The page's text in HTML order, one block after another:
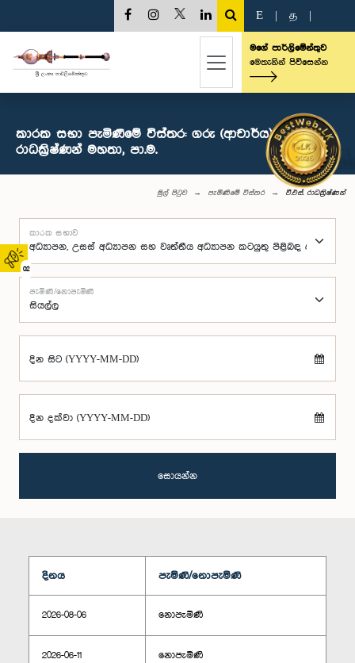
02
E த
මගේ පාර්ලිමේන්තුව
මෙතැනින් පිවිසෙන්න
කාරක සභා පැමිණීමේ විස්තර: ගරු (ආචාර්ය) වී.එස්.
රාධක්‍රිෂ්ණන් මහතා, පා.ම.
මුල් පිටුව පැමිණීමේ විස්තර වී.එස්. රාධක්‍රිෂ්ණන්
කාරක සභාව
පැමිණි/නොපැමිණි
දින සිට (YYYY-MM-DD)
දින දක්වා (YYYY-MM-DD)
සොයන්න
දිනය පැමිණි/නොපැමිණි
2026-08-06 නොපැමිණි
2026-06-11 නොපැමිණි